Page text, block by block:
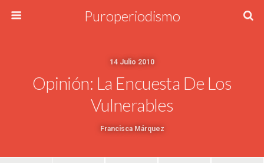
Puroperiodismo
14 Julio 2010
Opinión: La Encuesta De Los
Vulnerables
Francisca Márquez